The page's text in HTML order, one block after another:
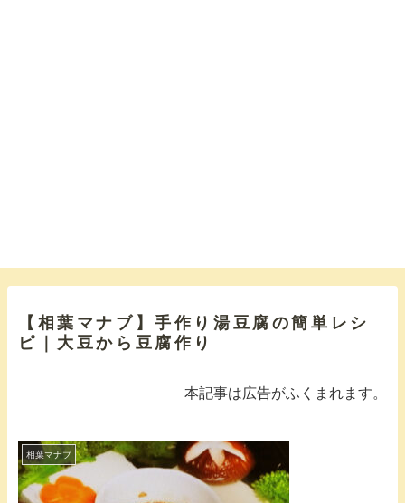
【相葉マナブ】手作り湯豆腐の簡単レシ
ピ｜大豆から豆腐作り
本記事は広告がふくまれます。
相葉マナブ